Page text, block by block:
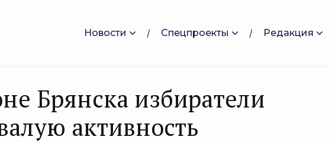
Новости Спецпроекты Редакция
Брянска избиратели
активность